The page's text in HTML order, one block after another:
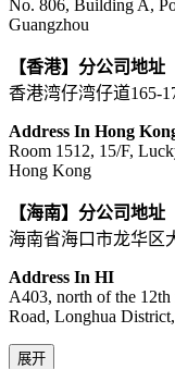
No. 806, Building A,
Guangzhou
【香港】分公司地址
香港湾仔湾仔道165-
Address In Hong
Room 1512, 15/F,
Hong Kong
【海南】分公司地址
海南省海口市龙华区
Address In HI
A403, north of the
Road, Longhua
展开